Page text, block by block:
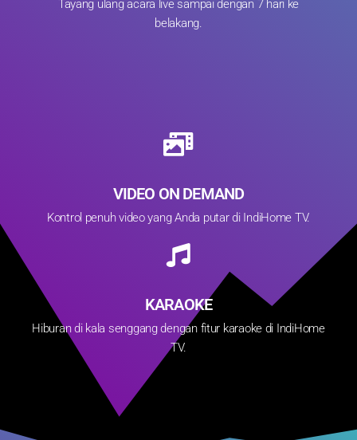
Tayang ulang acara live sampai dengan 7 hari ke
belakang.
VIDEO ON DEMAND
Kontrol penuh video yang Anda putar di IndiHome TV.
KARAOKE
Hiburan di kala senggang dengan fitur karaoke di IndiHome
TV.